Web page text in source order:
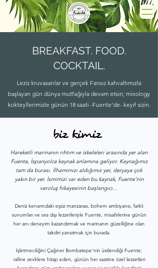
BREAKFAST. FOOD.
COCKTAIL.
Leziz kruvasanlar ve gerçek Fansız kahvaltımızla
başlayan gün dünya mutfağıyla devam etsin; mixology
kokteyllerimizle günün 18 saati -Fuente’de- keyif sizin.
biz kimiz
Hareketli marinanın rıhtım ve iskeleleri arasında yer alan
Fuente, İspanyolca kaynak anlamına geliyor. Kaynağımız
tam da burası. İlhamımızı aldığımız yer, deryaya çok
yakın bir yer. İsmimizi var eden bu kaynak, Fuente’nin
varoluş hikayesinin başlangıcı…
Deniz kenarındaki eşsiz manzarası, bohem ambiyansı, farklı
sunumları ve sıra dışı lezzetleriyle Fuente, misafirlerine günün
her anı deneyim kazandırmak ve marinanın güzelliğine olan
takdiri yansıtmak için burada.
İşletmeciliğini Çağıner Bombatepe’nin üstlendiği Fuente;
rafine zevklere hitap eden, günün her saatine özel lezzetleri